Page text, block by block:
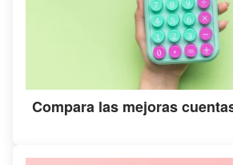
Compara las mejoras